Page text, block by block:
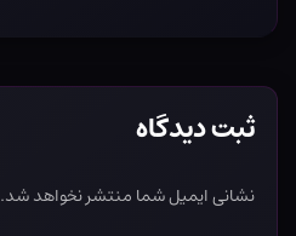
ثبت دیدگاه
نشانی ایمیل شما منتشر نخواهد شد.